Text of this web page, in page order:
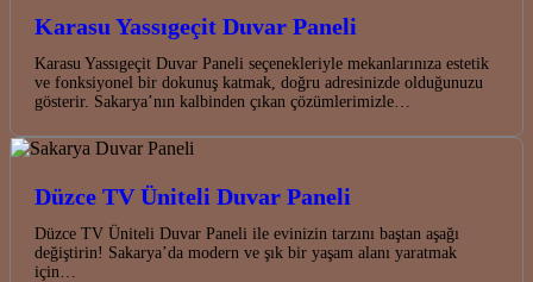
Karasu Yassıgeçit Duvar Paneli
Karasu Yassıgeçit Duvar Paneli seçenekleriyle mekanlarınıza estetik
ve fonksiyonel bir dokunuş katmak, doğru adresinizde olduğunuzu
gösterir. Sakarya’nın kalbinden çıkan çözümlerimizle…
Düzce TV Üniteli Duvar Paneli
Düzce TV Üniteli Duvar Paneli ile evinizin tarzını baştan aşağı
değiştirin! Sakarya’da modern ve şık bir yaşam alanı yaratmak
için…